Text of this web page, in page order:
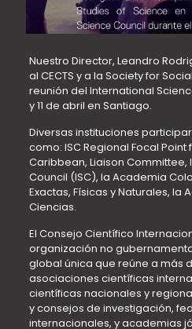
Nuestro Director, Leandro
al CECTS y a la Society for
reunión del International
y 11 de abril en Santiago.
Diversas instituciones
como: ISC Regional Focal
Caribbean, Liaison Committee,
Council (ISC), la Academia
Exactas, Físicas y Naturales, la
Ciencias.
El Consejo Científico
organización no
global única que reúne a más
asociaciones científicas
científicas nacionales y
y consejos de investigación,
internacionales, y academias